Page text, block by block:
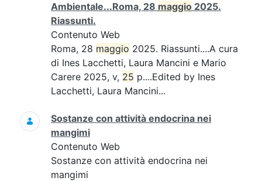
Ambientale...Roma, 28 maggio 2025.
Riassunti.
Contenuto Web
Roma, 28 maggio 2025. Riassunti....A cura
di Ines Lacchetti, Laura Mancini e Mario
Carere 2025, v, 25 p....Edited by Ines
Lacchetti, Laura Mancini...
Sostanze con attività endocrina nei
mangimi
Contenuto Web
Sostanze con attività endocrina nei
mangimi